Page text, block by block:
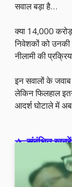
सवाल बड़ा है…
क्या 14,000
निवेशकों को उनकी
नीलामी की
इन सवालों के
लेकिन फिलहाल
आदर्श घोटाले में अब
संबंधित